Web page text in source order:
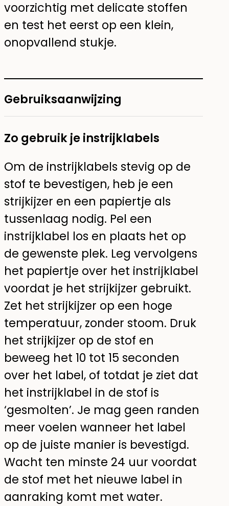
voorzichtig met delicate stoffen
en test het eerst op een klein,
onopvallend stukje.
Gebruiksaanwijzing
Zo gebruik je instrijklabels
Om de instrijklabels stevig op de
stof te bevestigen, heb je een
strijkijzer en een papiertje als
tussenlaag nodig. Pel een
instrijklabel los en plaats het op
de gewenste plek. Leg vervolgens
het papiertje over het instrijklabel
voordat je het strijkijzer gebruikt.
Zet het strijkijzer op een hoge
temperatuur, zonder stoom. Druk
het strijkijzer op de stof en
beweeg het 10 tot 15 seconden
over het label, of totdat je ziet dat
het instrijklabel in de stof is
‘gesmolten’. Je mag geen randen
meer voelen wanneer het label
op de juiste manier is bevestigd.
Wacht ten minste 24 uur voordat
de stof met het nieuwe label in
aanraking komt met water.